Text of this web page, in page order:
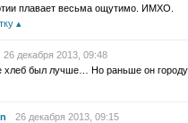
плавает весьма ощутимо. ИМХО.
26 декабря 2013, 09:48
хлеб был лучше… Но раньше он
26 декабря 2013, 09:15